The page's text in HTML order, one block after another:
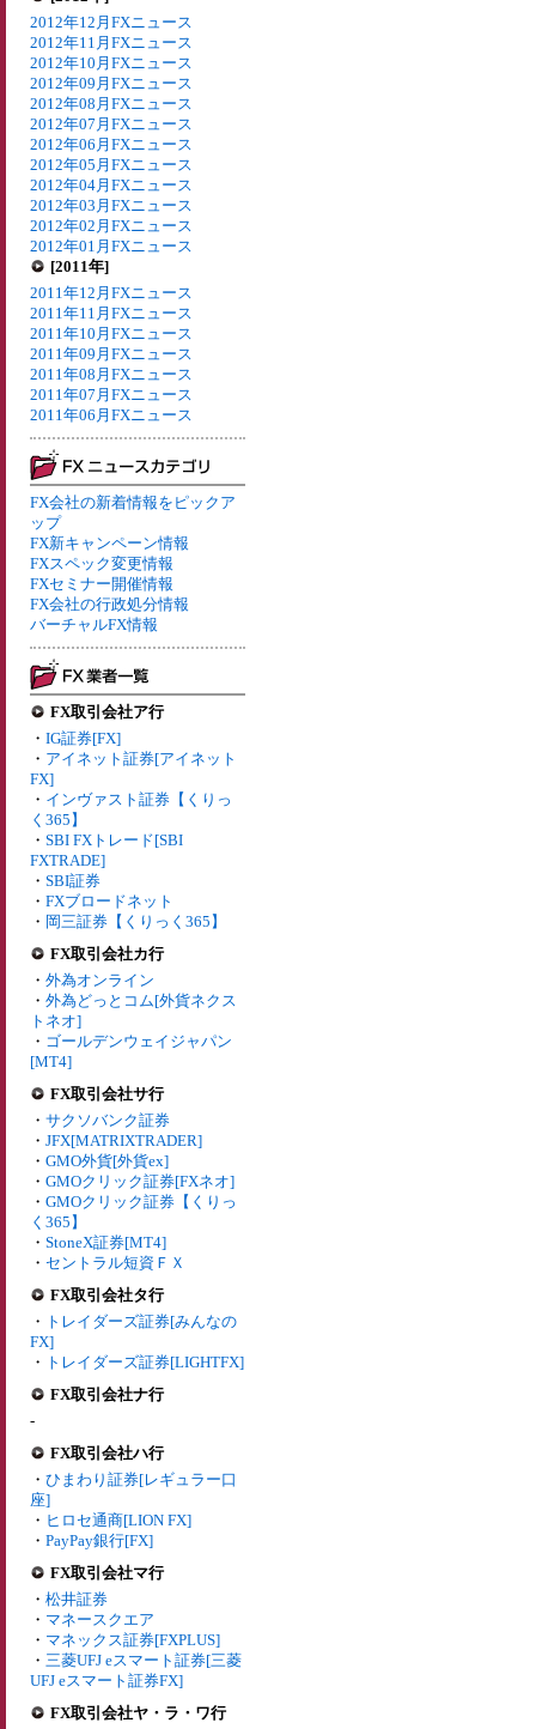
2012年12月FXニュース
2012年11月FXニュース
2012年10月FXニュース
2012年09月FXニュース
2012年08月FXニュース
2012年07月FXニュース
2012年06月FXニュース
2012年05月FXニュース
2012年04月FXニュース
2012年03月FXニュース
2012年02月FXニュース
2012年01月FXニュース
[2011年]
2011年12月FXニュース
2011年11月FXニュース
2011年10月FXニュース
2011年09月FXニュース
2011年08月FXニュース
2011年07月FXニュース
2011年06月FXニュース
FX会社の新着情報をピックア
ップ
FX新キャンペーン情報
FXスペック変更情報
FXセミナー開催情報
FX会社の行政処分情報
バーチャルFX情報
FX取引会社ア行
・ IG証券[FX]
・ アイネット証券[アイネット
FX]
・ インヴァスト証券【くりっ
く365】
・ SBI FXトレード[SBI
FXTRADE]
・ SBI証券
・ FXブロードネット
・ 岡三証券【くりっく365】
FX取引会社カ行
・ 外為オンライン
・ 外為どっとコム[外貨ネクス
トネオ]
・ ゴールデンウェイジャパン
[MT4]
FX取引会社サ行
・ サクソバンク証券
・ JFX[MATRIXTRADER]
・ GMO外貨[外貨ex]
・ GMOクリック証券[FXネオ]
・ GMOクリック証券【くりっ
く365】
・ StoneX証券[MT4]
・ セントラル短資ＦＸ
FX取引会社タ行
・ トレイダーズ証券[みんなの
FX]
・ トレイダーズ証券[LIGHTFX]
FX取引会社ナ行
-
FX取引会社ハ行
・ ひまわり証券[レギュラー口
座]
・ ヒロセ通商[LION FX]
・ PayPay銀行[FX]
FX取引会社マ行
・ 松井証券
・ マネースクエア
・ マネックス証券[FXPLUS]
・ 三菱UFJ eスマート証券[三菱
UFJ eスマート証券FX]
FX取引会社ヤ・ラ・ワ行